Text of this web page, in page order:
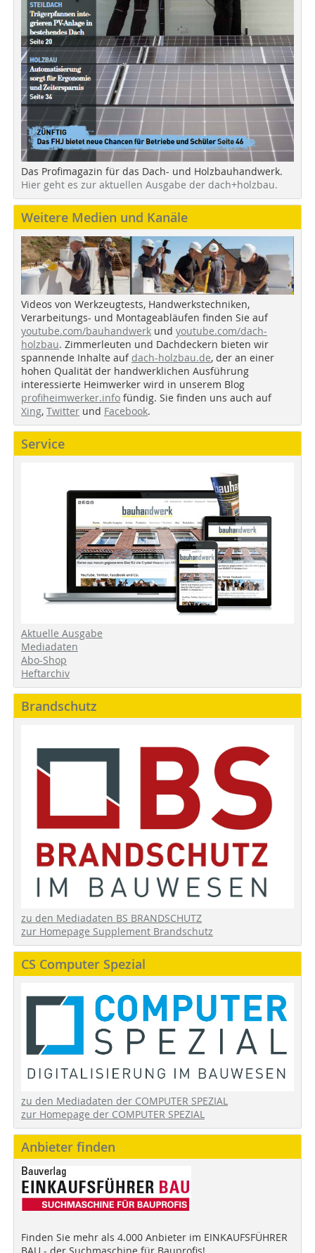
Das Profimagazin für das Dach- und Holzbauhandwerk.
Hier geht es zur aktuellen Ausgabe der dach+holzbau.
Weitere Medien und Kanäle
Videos von Werkzeugtests, Handwerkstechniken,
Verarbeitungs- und Montageabläufen finden Sie auf
youtube.com/bauhandwerk und youtube.com/dach-
holzbau. Zimmerleuten und Dachdeckern bieten wir
spannende Inhalte auf dach-holzbau.de, der an einer
hohen Qualität der handwerklichen Ausführung
interessierte Heimwerker wird in unserem Blog
profiheimwerker.info fündig. Sie finden uns auch auf
Xing, Twitter und Facebook.
Service
Aktuelle Ausgabe
Mediadaten
Abo-Shop
Heftarchiv
Brandschutz
zu den Mediadaten BS BRANDSCHUTZ
zur Homepage Supplement Brandschutz
CS Computer Spezial
zu den Mediadaten der COMPUTER SPEZIAL
zur Homepage der COMPUTER SPEZIAL
Anbieter finden
Finden Sie mehr als 4.000 Anbieter im EINKAUFSFÜHRER